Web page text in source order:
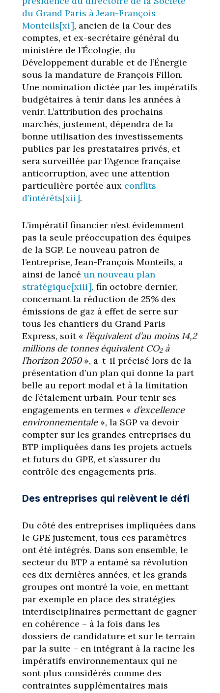
du Grand Paris à Jean-François
Monteils[xi], ancien de la Cour des
comptes, et ex-secrétaire général du
ministère de l’Écologie, du
Développement durable et de l’Énergie
sous la mandature de François Fillon.
Une nomination dictée par les impératifs
budgétaires à tenir dans les années à
venir. L’attribution des prochains
marchés, justement, dépendra de la
bonne utilisation des investissements
publics par les prestataires privés, et
sera surveillée par l’Agence française
anticorruption, avec une attention
particulière portée aux conflits
d’intérêts[xii].
L’impératif financier n’est évidemment
pas la seule préoccupation des équipes
de la SGP. Le nouveau patron de
l’entreprise, Jean-François Monteils, a
ainsi de lancé un nouveau plan
stratégique[xiii], fin octobre dernier,
concernant la réduction de 25% des
émissions de gaz à effet de serre sur
tous les chantiers du Grand Paris
Express, soit « l’équivalent d’au moins 14,2
millions de tonnes équivalent CO2à
l’horizon 2050», a-t-il précisé lors de la
présentation d’un plan qui donne la part
belle au report modal et à la limitation
de l’étalement urbain. Pour tenir ses
engagements en termes « d’excellence
environnementale», la SGP va devoir
compter sur les grandes entreprises du
BTP impliquées dans les projets actuels
et futurs du GPE, et s’assurer du
contrôle des engagements pris.
Des entreprises qui relèvent le défi
Du côté des entreprises impliquées dans
le GPE justement, tous ces paramètres
ont été intégrés. Dans son ensemble, le
secteur du BTP a entamé sa révolution
ces dix dernières années, et les grands
groupes ont montré la voie, en mettant
par exemple en place des stratégies
interdisciplinaires permettant de gagner
en cohérence – à la fois dans les
dossiers de candidature et sur le terrain
par la suite – en intégrant à la racine les
impératifs environnementaux qui ne
sont plus considérés comme des
contraintes supplémentaires mais